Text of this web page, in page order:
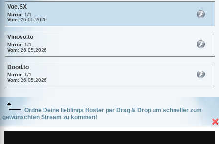
Voe.SX
Mirror: 1/1
Vom: 26.05.2026
Vinovo.to
Mirror: 1/1
Vom: 26.05.2026
Dood.to
Mirror: 1/1
Vom: 26.05.2026
Ordne Deine lieblings Hoster per Drag & Drop um schneller zum
gewünschten Stream zu kommen!